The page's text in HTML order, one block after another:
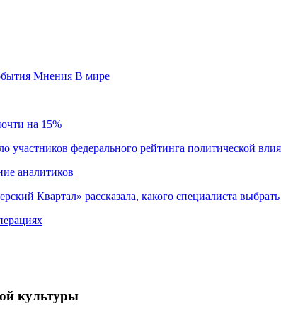
Мнения В мире
на 15%
федерального рейтинга политической
аналитиков
Квартал» рассказала, какого специалиста
культуры